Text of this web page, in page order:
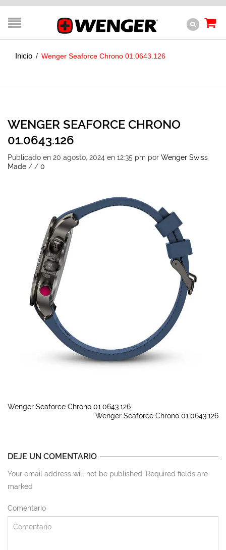
Inicio / Wenger Seaforce Chrono 01.0643.126
WENGER SEAFORCE CHRONO
01.0643.126
Publicado en 20 agosto, 2024 en 12:35 pm por Wenger Swiss
Made / / 0
Wenger Seaforce Chrono 01.0643.126
Wenger Seaforce Chrono 01.0643.126
DEJE UN COMENTARIO
Your email address will not be published. Required fields are
marked
Comentario